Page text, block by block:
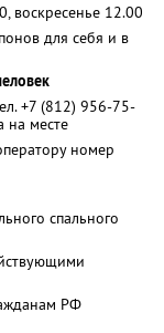
воскресенье 12.00
для себя и в
+7 (812) 956-75-
на месте
номер
спального
РФ